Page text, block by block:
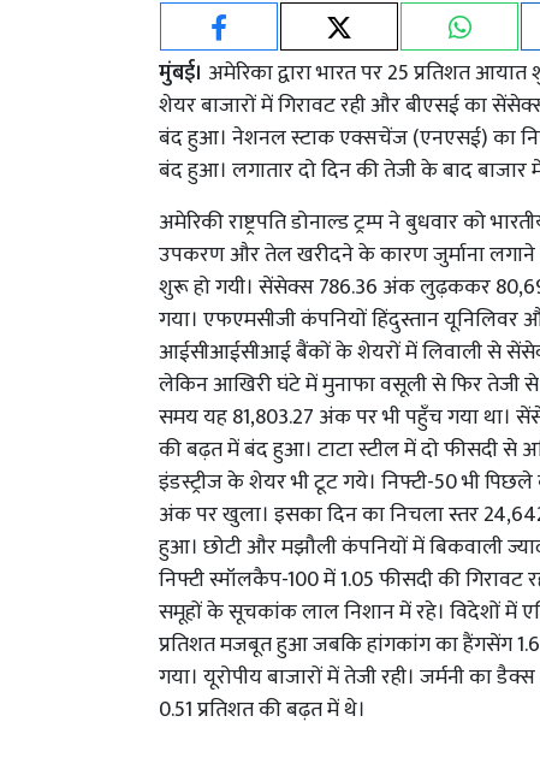
मुंबई। अमेरिका द्वारा भारत पर 25 प्रतिशत
शेयर बाजारों में गिरावट रही और बीएसई का
बंद हुआ। नेशनल स्टाक एक्सचेंज (एनएसई) का
बंद हुआ। लगातार दो दिन की तेजी के बाद बाजार
अमेरिकी राष्ट्रपति डोनाल्ड ट्रम्प ने बुधवार को
उपकरण और तेल खरीदने के कारण जुर्माना लगाने
शुरू हो गयी। सेंसेक्स 786.36 अंक लुढ़ककर
गया। एफएमसीजी कंपनियों हिंदुस्तान
आईसीआईसीआई बैंकों के शेयरों में लिवाली से सेंसेक्स
लेकिन आखिरी घंटे में मुनाफा वसूली से फिर
समय यह 81,803.27 अंक पर भी पहुँच गया था।
की बढ़त में बंद हुआ। टाटा स्टील में दो फीसदी से
इंडस्ट्रीज के शेयर भी टूट गये। निफ्टी-50 भी
अंक पर खुला। इसका दिन का निचला स्तर
हुआ। छोटी और मझौली कंपनियों में बिकवाली
निफ्टी स्मॉलकैप-100 में 1.05 फीसदी की
समूहों के सूचकांक लाल निशान में रहे। विदेशों में
प्रतिशत मजबूत हुआ जबकि हांगकांग का हैंगसेंग
गया। यूरोपीय बाजारों में तेजी रही। जर्मनी का
0.51 प्रतिशत की बढ़त में थे।